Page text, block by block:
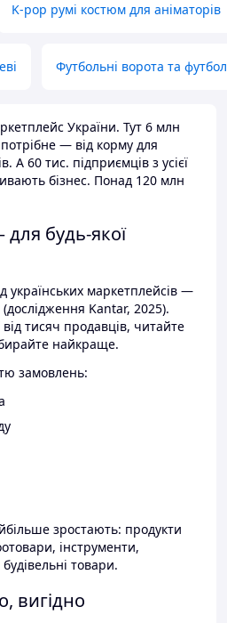
K-pop румі костюм для аніматорів
Футбольні ворота та
України. Тут 6 млн
— від корму для
А 60 тис. підприємців з усієї
бізнес. Понад 120 млн
будь-якої
українських маркетплейсів —
(дослідження Kantar, 2025).
тисяч продавців, читайте
найкраще.
замовлень:
зростають: продукти
інструменти,
товари.
вигідно